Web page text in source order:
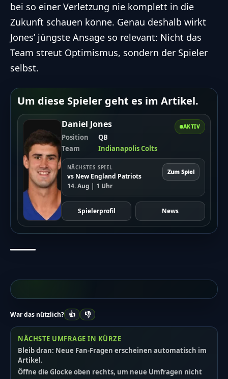
bei so einer Verletzung nie komplett in die
Zukunft schauen könne. Genau deshalb wirkt
Jones’ jüngste Ansage so relevant: Nicht das
Team streut Optimismus, sondern der Spieler
selbst.
Um diese Spieler geht es im Artikel.
AKTIV
Daniel Jones
Position
QB
Team
Indianapolis Colts
NÄCHSTES SPIEL
vs New England Patriots
14. Aug | 1 Uhr
Zum Spiel
Spielerprofil News
War das nützlich? 👍 👎
NÄCHSTE UMFRAGE IN KÜRZE
Bleib dran: Neue Fan-Fragen erscheinen automatisch im
Artikel.
Öffne die Glocke oben rechts, um neue Umfragen nicht